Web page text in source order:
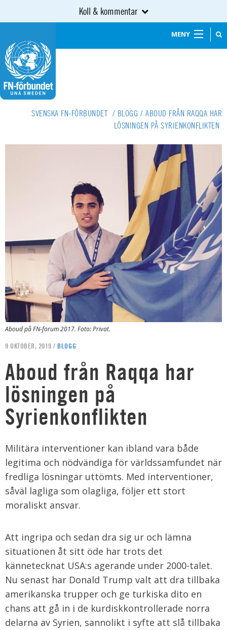
Koll & kommentar
MENY
SVENSKA FN-FÖRBUNDET / BLOGG / ABOUD FRÅN RAQQA HAR
LÖSNINGEN PÅ SYRIENKONFLIKTEN
Aboud på FN-forum 2017. Foto: Privat.
9 OKTOBER, 2019 / BLOGG
Aboud från Raqqa har
lösningen på
Syrienkonflikten
Militära interventioner kan ibland vara både
legitima och nödvändiga för världssamfundet när
fredliga lösningar uttömts. Med interventioner,
såväl lagliga som olagliga, följer ett stort
moraliskt ansvar.
Att ingripa och sedan dra sig ur och lämna
situationen åt sitt öde har trots det
kännetecknat USA:s agerande under 2000-talet.
Nu senast har Donald Trump valt att dra tillbaka
amerikanska trupper och ge turkiska dito en
chans att gå in i de kurdiskkontrollerade norra
delarna av Syrien, sannolikt i syfte att slå tillbaka